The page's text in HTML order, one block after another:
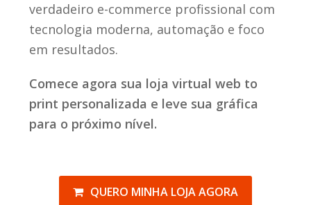
verdadeiro e-commerce profissional com
tecnologia moderna, automação e foco
em resultados.
Comece agora sua loja virtual web to
print personalizada e leve sua gráfica
para o próximo nível.
QUERO MINHA LOJA AGORA